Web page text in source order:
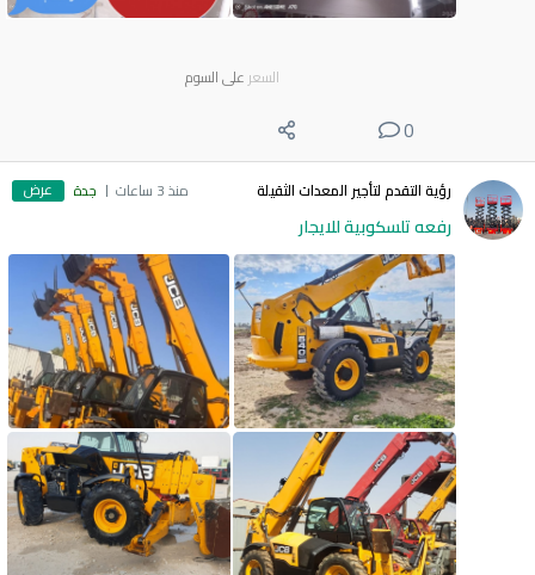
السعر على السوم
0
رؤية التقدم لتأجير المعدات الثقيلة منذ 3 ساعات جدة عرض
رفعه تلسكوبية للايجار